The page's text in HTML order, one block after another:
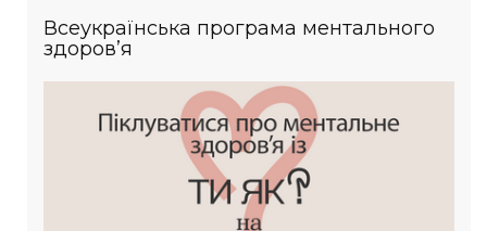
Всеукраїнська програма ментального
здоров’я